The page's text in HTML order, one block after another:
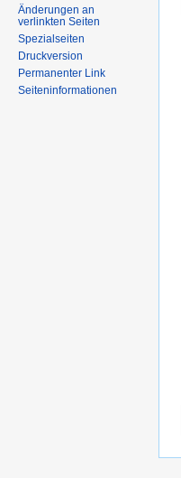
Änderungen an
verlinkten Seiten
Spezialseiten
Druckversion
Permanenter Link
Seiteninformationen